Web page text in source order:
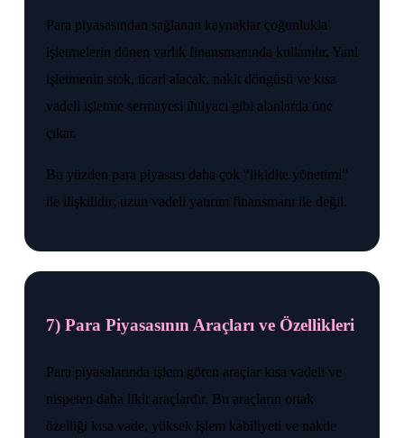
Para piyasasından sağlanan kaynaklar çoğunlukla
işletmelerin dönen varlık finansmanında kullanılır. Yani
işletmenin stok, ticari alacak, nakit döngüsü ve kısa
vadeli işletme sermayesi ihtiyacı gibi alanlarda öne
çıkar.
Bu yüzden para piyasası daha çok “likidite yönetimi”
ile ilişkilidir; uzun vadeli yatırım finansmanı ile değil.
7) Para Piyasasının Araçları ve Özellikleri
Para piyasalarında işlem gören araçlar kısa vadeli ve
nispeten daha likit araçlardır. Bu araçların ortak
özelliği kısa vade, yüksek işlem kabiliyeti ve nakde